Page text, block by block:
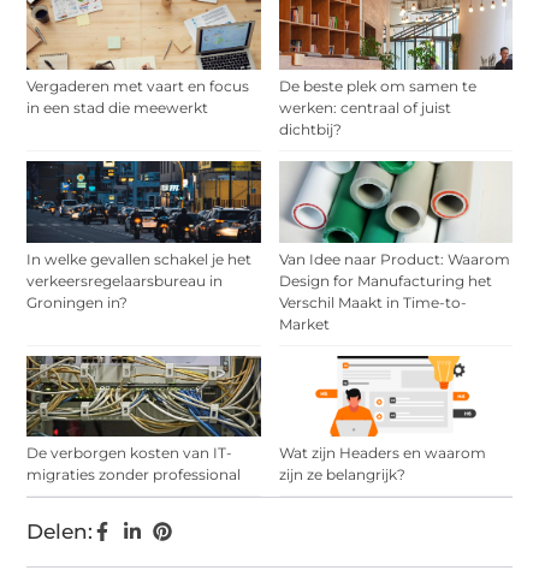
Vergaderen met vaart en focus
in een stad die meewerkt
De beste plek om samen te
werken: centraal of juist
dichtbij?
In welke gevallen schakel je het
verkeersregelaarsbureau in
Groningen in?
Van Idee naar Product: Waarom
Design for Manufacturing het
Verschil Maakt in Time-to-
Market
De verborgen kosten van IT-
migraties zonder professional
Wat zijn Headers en waarom
zijn ze belangrijk?
Delen: